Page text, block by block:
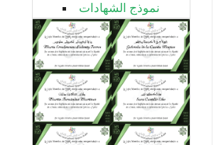
نموذج الشهادات